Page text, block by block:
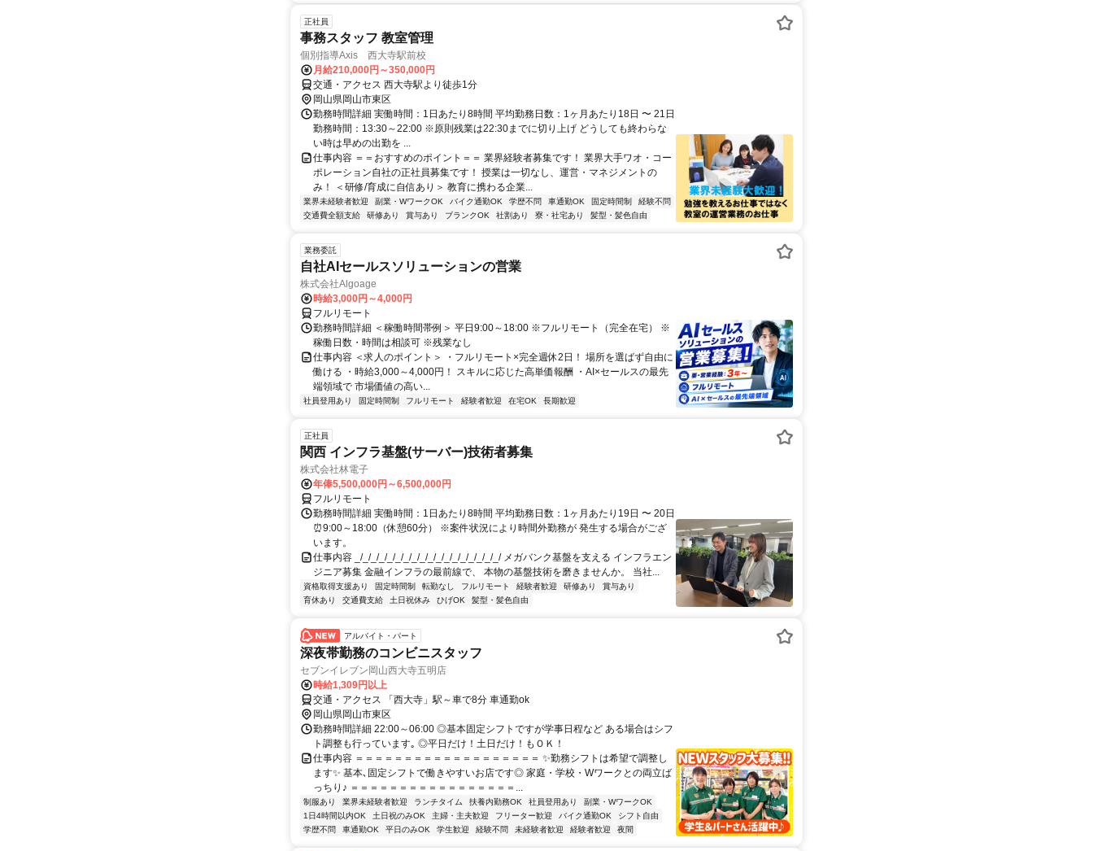
正社員
事務スタッフ 教室管理
個別指導Axis 西大寺駅前校
月給210,000円～350,000円
交通・アクセス 西大寺駅より徒歩1分
岡山県岡山市東区
勤務時間詳細 実働時間：1日あたり8時間 平均勤務日数：1ヶ月あたり18日 〜 21日
勤務時間：13:30～22:00 ※原則残業は22:30までに切り上げ どうしても終わらな
い時は早めの出勤を ...
仕事内容 ＝＝おすすめのポイント＝＝ 業界経験者募集です！ 業界大手ワオ・コー
ポレーション自社の正社員募集です！ 授業は一切なし、運営・マネジメントの
み！ ＜研修/育成に自信あり＞ 教育に携わる企業...
業界未経験者歓迎 副業・WワークOK バイク通勤OK 学歴不問 車通勤OK 固定時間制
経験不問
交通費全額支給
研修あり 賞与あり ブランクOK 社割あり 寮・社宅あり 髪型・髪色自由
業務委託
自社AIセールスソリューションの営業
株式会社Algoage
時給3,000円～4,000円
フルリモート
勤務時間詳細 ＜稼働時間帯例＞ 平日9:00～18:00 ※フルリモート（完全在宅） ※
稼働日数・時間は相談可 ※残業なし
仕事内容 ＜求人のポイント＞ ・フルリモート×完全週休2日！ 場所を選ばず自由に
働ける ・時給3,000～4,000円！ スキルに応じた高単価報酬 ・AI×セールスの最先
端領域で 市場価値の高い...
社員登用あり 固定時間制 フルリモート 経験者歓迎 在宅OK 長期歓迎
正社員
関西 インフラ基盤(サーバー)技術者募集
株式会社林電子
年俸5,500,000円～6,500,000円
フルリモート
勤務時間詳細 実働時間：1日あたり8時間 平均勤務日数：1ヶ月あたり19日 〜 20日
⏰9:00～18:00（休憩60分） ※案件状況により時間外勤務が 発生する場合がござ
います。
仕事内容 _/_/_/_/_/_/_/_/_/_/_/_/_/_/_/_/_/_/ メガバンク基盤を支える インフラエン
ジニア募集 金融インフラの最前線で、 本物の基盤技術を磨きませんか。 当社...
資格取得支援あり 固定時間制 転勤なし フルリモート 経験者歓迎 研修あり
賞与あり
育休あり
交通費支給 土日祝休み ひげOK 髪型・髪色自由
アルバイト・パート
深夜帯勤務のコンビニスタッフ
セブンイレブン岡山西大寺五明店
時給1,309円以上
交通・アクセス 「西大寺」駅～車で8分 車通勤ok
岡山県岡山市東区
勤務時間詳細 22:00～06:00 ◎基本固定シフトですが学事日程など ある場合はシフ
ト調整も行っています｡ ◎平日だけ！土日だけ！もＯＫ！
仕事内容 ＝＝＝＝＝＝＝＝＝＝＝＝＝＝＝＝＝＝＝ ✨勤務シフトは希望で調整し
ます✨ 基本､固定シフトで働きやすいお店です◎ 家庭・学校・Wワークとの両立ば
っちり♪ ＝＝＝＝＝＝＝＝＝＝＝＝＝＝＝＝＝...
制服あり 業界未経験者歓迎 ランチタイム 扶養内勤務OK 社員登用あり
副業・WワークOK
1日4時間以内OK
土日祝のみOK 主婦・主夫歓迎 フリーター歓迎 バイク通勤OK
シフト自由
学歴不問
車通勤OK 平日のみOK 学生歓迎 経験不問 未経験者歓迎 経験者歓迎 夜間